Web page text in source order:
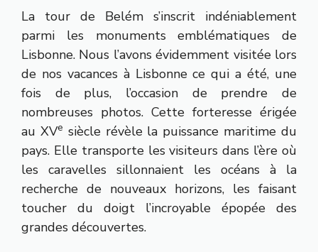
La tour de Belém s’inscrit indéniablement
parmi les monuments emblématiques de
Lisbonne. Nous l’avons évidemment visitée lors
de nos vacances à Lisbonne ce qui a été, une
fois de plus, l’occasion de prendre de
nombreuses photos. Cette forteresse érigée
au XVe siècle révèle la puissance maritime du
pays. Elle transporte les visiteurs dans l’ère où
les caravelles sillonnaient les océans à la
recherche de nouveaux horizons, les faisant
toucher du doigt l’incroyable épopée des
grandes découvertes.